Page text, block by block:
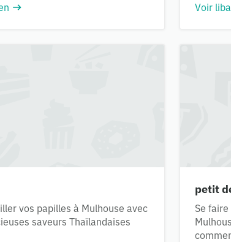
Voir
vos papilles à Mulhouse avec
saveurs Thaïlandaises
petit
Se